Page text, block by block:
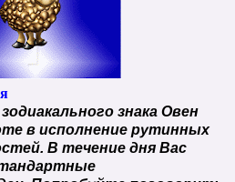
знака Овен
в исполнение рутинных
В течение дня Вас